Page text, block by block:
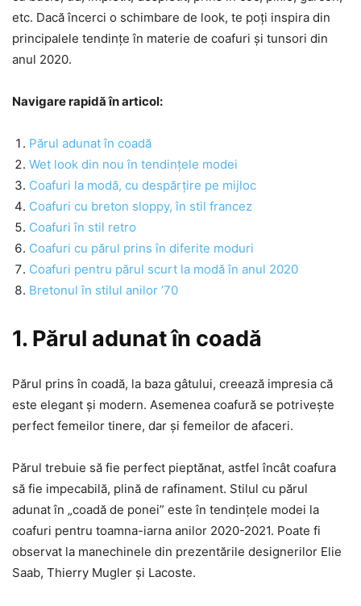
etc. Dacă încerci o schimbare de look, te poți inspira din
principalele tendințe în materie de coafuri și tunsori din
anul 2020.
Navigare rapidă în articol:
Părul adunat în coadă
Wet look din nou în tendințele modei
Coafuri la modă, cu despărțire pe mijloc
Coafuri cu breton sloppy, în stil francez
Coafuri în stil retro
Coafuri cu părul prins în diferite moduri
Coafuri pentru părul scurt la modă în anul 2020
Bretonul în stilul anilor ’70
1. Părul adunat în coadă
Părul prins în coadă, la baza gâtului, creează impresia că
este elegant și modern. Asemenea coafură se potrivește
perfect femeilor tinere, dar și femeilor de afaceri.
Părul trebuie să fie perfect pieptănat, astfel încât coafura
să fie impecabilă, plină de rafinament. Stilul cu părul
adunat în „coadă de ponei” este în tendințele modei la
coafuri pentru toamna-iarna anilor 2020-2021. Poate fi
observat la manechinele din prezentările designerilor Elie
Saab, Thierry Mugler și Lacoste.